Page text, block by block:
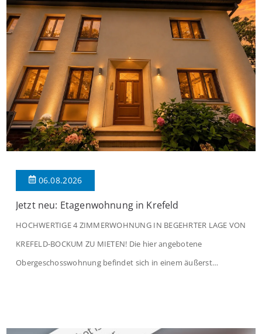
06.08.2026
Jetzt neu: Etagenwohnung in Krefeld
HOCHWERTIGE 4 ZIMMERWOHNUNG IN BEGEHRTER LAGE VON
KREFELD-BOCKUM ZU MIETEN! Die hier angebotene
Obergeschosswohnung befindet sich in einem äußerst